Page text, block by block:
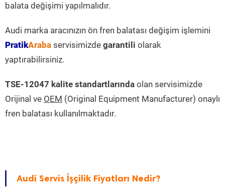
balata değişimi yapılmalıdır.
Audi marka aracınızın ön fren balatası değişim işlemini
PratikAraba servisimizde garantili olarak
yaptırabilirsiniz.
TSE-12047 kalite standartlarında olan servisimizde
Orijinal ve OEM (Original Equipment Manufacturer) onaylı
fren balatası kullanılmaktadır.
Audi Servis İşçilik Fiyatları Nedir?